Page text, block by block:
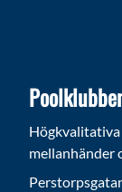
Högkvalitativa
mellanhänder